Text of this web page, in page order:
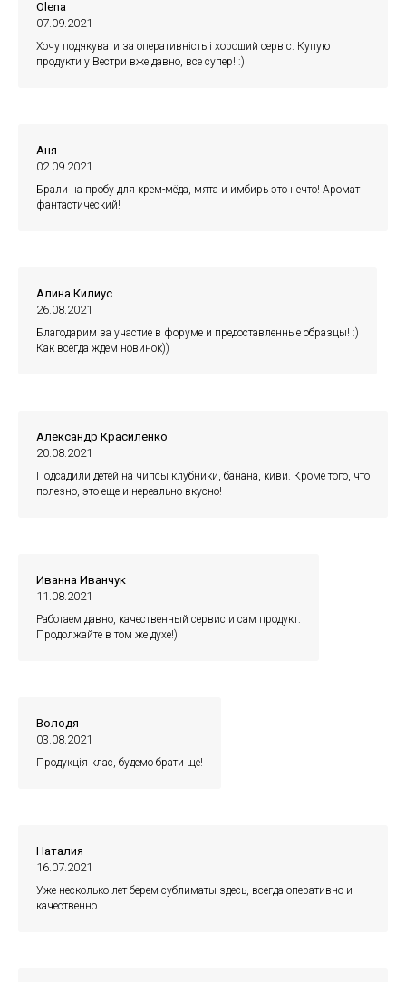
Olena
07.09.2021
Хочу подякувати за оперативність і хороший сервіс. Купую
продукти у Вестри вже давно, все супер! :)
Аня
02.09.2021
Брали на пробу для крем-мёда, мята и имбирь это нечто! Аромат
фантастический!
Алина Килиус
26.08.2021
Благодарим за участие в форуме и предоставленные образцы! :)
Как всегда ждем новинок))
Александр Красиленко
20.08.2021
Подсадили детей на чипсы клубники, банана, киви. Кроме того, что
полезно, это еще и нереально вкусно!
Иванна Иванчук
11.08.2021
Работаем давно, качественный сервис и сам продукт.
Продолжайте в том же духе!)
Володя
03.08.2021
Продукція клас, будемо брати ще!
Наталия
16.07.2021
Уже несколько лет берем сублиматы здесь, всегда оперативно и
качественно.